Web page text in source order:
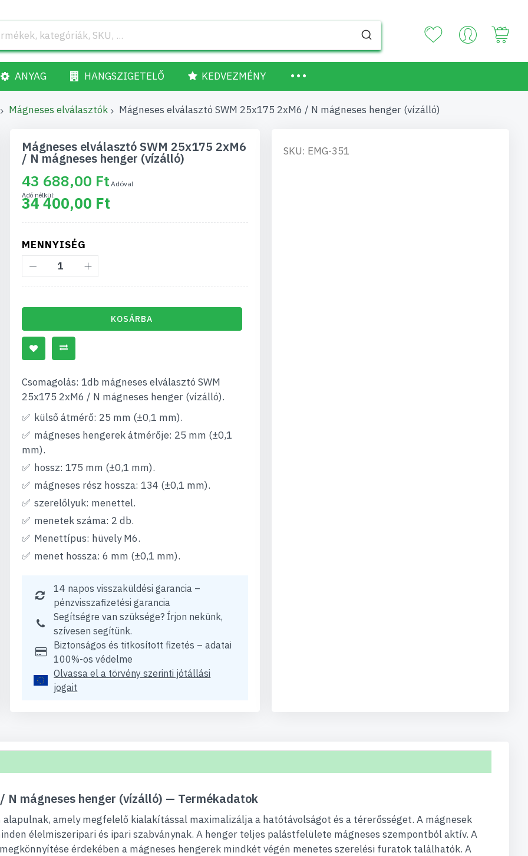
ANYAG HANGSZIGETELŐ KEDVEZMÉNY
Mágneses elválasztók Mágneses elválasztó SWM 25x175 2xM6 / N mágneses henger (vízálló)
Mágneses elválasztó SWM 25x175 2xM6
/ N mágneses henger (vízálló)
43 688,00 Ft
34 400,00 Ft
MENNYISÉG
KOSÁRBA
Csomagolás: 1db mágneses elválasztó SWM
25x175 2xM6 / N mágneses henger (vízálló).
külső átmérő: 25 mm (±0,1 mm).
mágneses hengerek átmérője: 25 mm (±0,1
mm).
hossz: 175 mm (±0,1 mm).
mágneses rész hossza: 134 (±0,1 mm).
szerelőlyuk: menettel.
menetek száma: 2 db.
Menettípus: hüvely M6.
menet hossza: 6 mm (±0,1 mm).
14 napos visszaküldési garancia –
pénzvisszafizetési garancia
Segítségre van szüksége? Írjon nekünk,
szívesen segítünk.
Biztonságos és titkosított fizetés – adatai
100%-os védelme
Olvassa el a törvény szerinti jótállási
jogait
SKU: EMG-351
N mágneses henger (vízálló) — Termékadatok
amely megfelelő kialakítással maximalizálja a hatótávolságot és a térerősséget. A mágnesek
élelmiszeripari és ipari szabványnak. A henger teljes palástfelülete mágneses szempontból aktív. A
érdekében a mágneses hengerek mindkét végén menetes szerelési furatok találhatók. A